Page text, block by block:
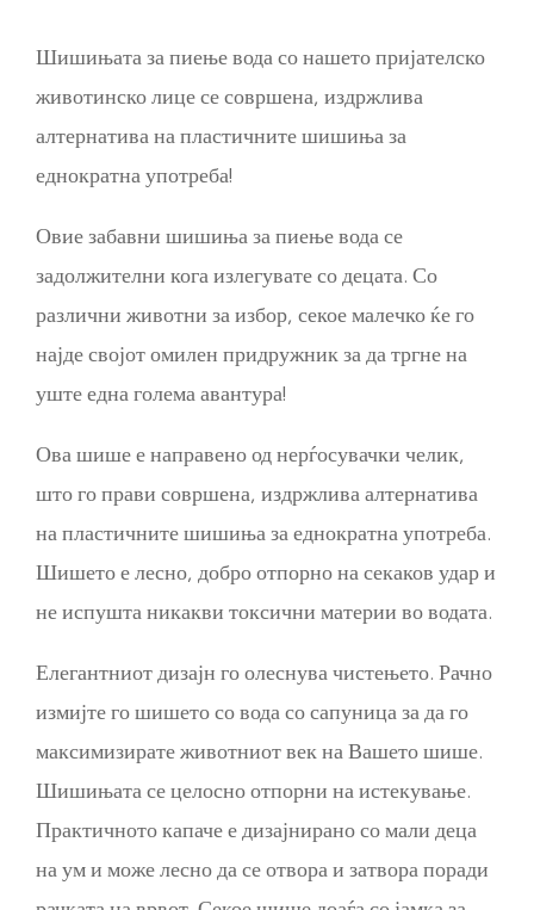
Шишињата за пиење вода со нашето пријателско
животинско лице се совршена, издржлива
алтернатива на пластичните шишиња за
еднократна употреба!
Овие забавни шишиња за пиење вода се
задолжителни кога излегувате со децата. Со
различни животни за избор, секое малечко ќе го
најде својот омилен придружник за да тргне на
уште една голема авантура!
Ова шише е направено од нерѓосувачки челик,
што го прави совршена, издржлива алтернатива
на пластичните шишиња за еднократна употреба.
Шишето е лесно, добро отпорно на секаков удар и
не испушта никакви токсични материи во водата.
Елегантниот дизајн го олеснува чистењето. Рачно
измијте го шишето со вода со сапуница за да го
максимизирате животниот век на Вашето шише.
Шишињата се целосно отпорни на истекување.
Практичното капаче е дизајнирано со мали деца
на ум и може лесно да се отвора и затвора поради